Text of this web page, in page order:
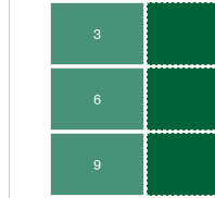
3
6
9